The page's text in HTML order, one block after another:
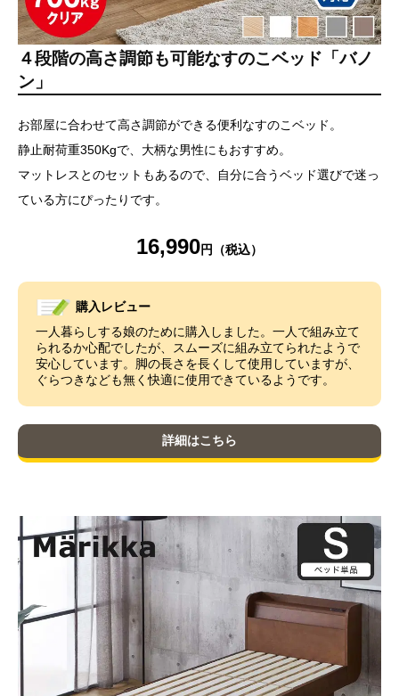
４段階の高さ調節も可能なすのこベッド「バノ
ン」
お部屋に合わせて高さ調節ができる便利なすのこベッド。
静止耐荷重350Kgで、大柄な男性にもおすすめ。
マットレスとのセットもあるので、自分に合うベッド選びで迷っ
ている方にぴったりです。
16,990
購入レビュー
一人暮らしする娘のために購入しました。一人で組み立て
られるか心配でしたが、スムーズに組み立てられたようで
安心しています。脚の長さを長くして使用していますが、
ぐらつきなども無く快適に使用できているようです。
詳細はこちら